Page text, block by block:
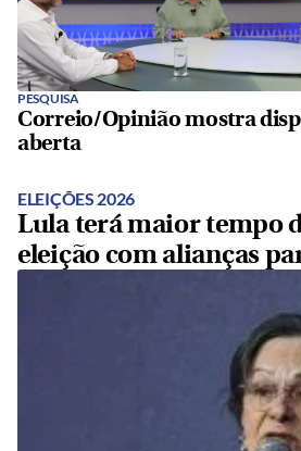
PESQUISA
Correio/Opinião mostra
aberta
ELEIÇÕES 2026
Lula terá maior tempo
eleição com alianças